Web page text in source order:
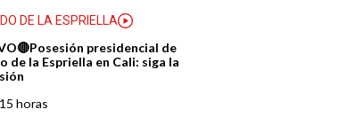
DE LA ESPRIELLA
presidencial de
de la Espriella en Cali: siga la
15 horas